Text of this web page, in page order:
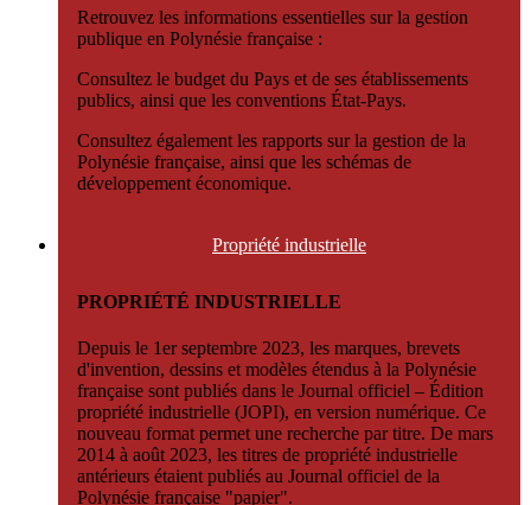
Retrouvez les informations essentielles sur la gestion
publique en Polynésie française :
Consultez le budget du Pays et de ses établissements
publics, ainsi que les conventions État-Pays.
Consultez également les rapports sur la gestion de la
Polynésie française, ainsi que les schémas de
développement économique.
Propriété industrielle
PROPRIÉTÉ INDUSTRIELLE
Depuis le 1er septembre 2023, les marques, brevets
d'invention, dessins et modèles étendus à la Polynésie
française sont publiés dans le Journal officiel – Édition
propriété industrielle (JOPI), en version numérique. Ce
nouveau format permet une recherche par titre. De mars
2014 à août 2023, les titres de propriété industrielle
antérieurs étaient publiés au Journal officiel de la
Polynésie française "papier".